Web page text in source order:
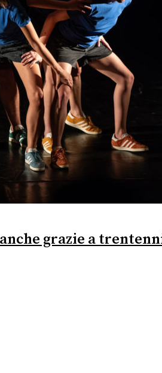
grazie a